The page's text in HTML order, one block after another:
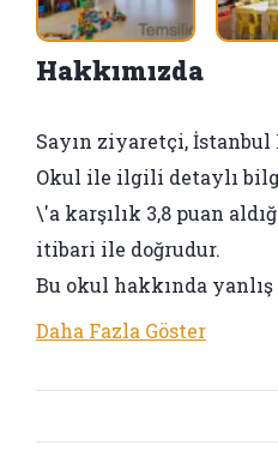
Hakkımızda
Sayın ziyaretçi,
Okul ile ilgili detaylı
\'a karşılık 3,8 puan
itibari ile doğrudur.
Bu okul hakkında
Daha Fazla Göster